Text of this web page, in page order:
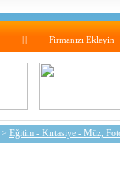
Firmanızı Ekleyin
> Eğitim - Kırtasiye - Müz,